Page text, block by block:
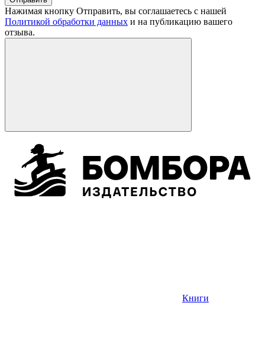
Нажимая кнопку Отправить, вы соглашаетесь с нашей
Политикой обработки данных и на публикацию вашего
отзыва.
Книги